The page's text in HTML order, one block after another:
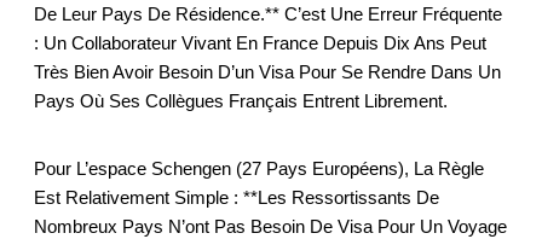
De Leur Pays De Résidence.** C’est Une Erreur Fréquente
: Un Collaborateur Vivant En France Depuis Dix Ans Peut
Très Bien Avoir Besoin D’un Visa Pour Se Rendre Dans Un
Pays Où Ses Collègues Français Entrent Librement.
Pour L’espace Schengen (27 Pays Européens), La Règle
Est Relativement Simple : **les Ressortissants De
Nombreux Pays N’ont Pas Besoin De Visa Pour Un Voyage